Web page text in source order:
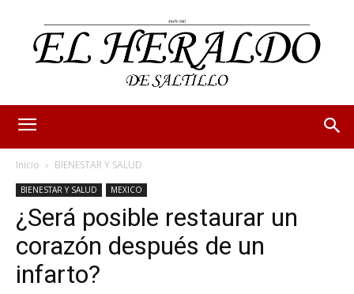
Inicio BIENESTAR Y SALUD
BIENESTAR Y SALUD MEXICO
¿Será posible restaurar un
corazón después de un
infarto?